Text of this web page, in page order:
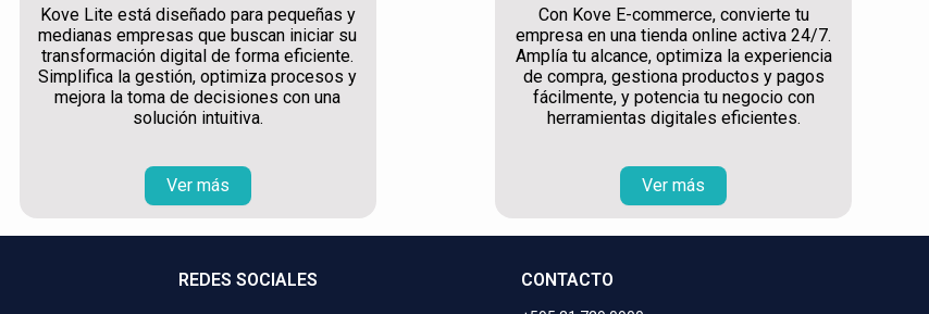
Kove Lite está diseñado para pequeñas y
medianas empresas que buscan iniciar su
transformación digital de forma eficiente.
Simplifica la gestión, optimiza procesos y
mejora la toma de decisiones con una
solución intuitiva.
Ver más
Con Kove E-commerce, convierte tu
empresa en una tienda online activa 24/7.
Amplía tu alcance, optimiza la experiencia
de compra, gestiona productos y pagos
fácilmente, y potencia tu negocio con
herramientas digitales eficientes.
Ver más
REDES SOCIALES CONTACTO